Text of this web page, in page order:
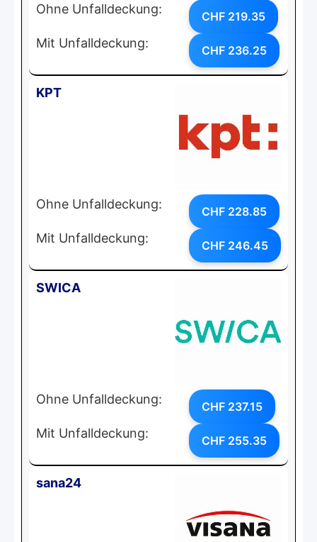
Ohne Unfalldeckung: CHF 219.35
Mit Unfalldeckung: CHF 236.25
KPT
Ohne Unfalldeckung: CHF 228.85
Mit Unfalldeckung: CHF 246.45
SWICA
Ohne Unfalldeckung: CHF 237.15
Mit Unfalldeckung: CHF 255.35
sana24